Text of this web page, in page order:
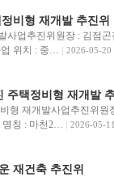
비형 재개발 추진위
사업추진위원장 : 김점
업 위치 : 중…
2026-05-20
주택정비형 재개발
형 재개발사업추진위원
명칭 : 마천2…
2026-05-
재건축 추진위